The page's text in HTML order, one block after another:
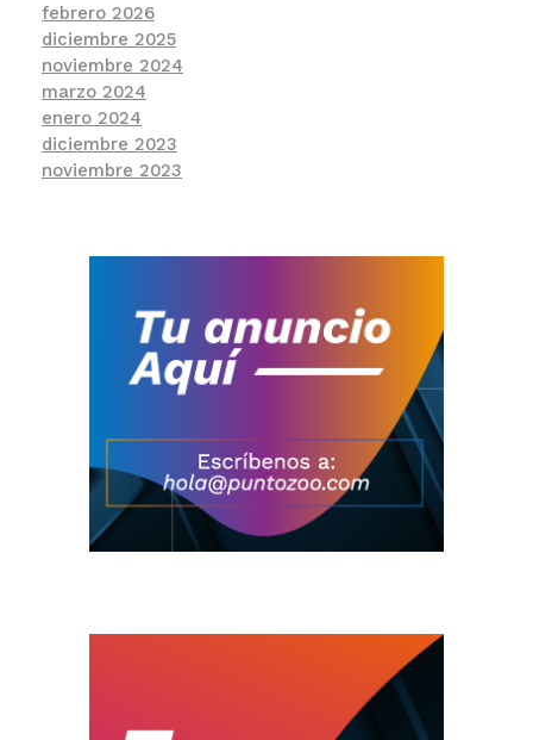
febrero 2026
diciembre 2025
noviembre 2024
marzo 2024
enero 2024
diciembre 2023
noviembre 2023